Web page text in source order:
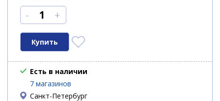
- +
Есть в наличии
7 магазинов
Санкт-Петербург